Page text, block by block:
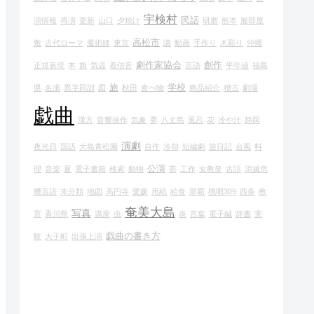
演情報 再演 更新 山口 夕焼け 宇検村 民話 研磨 熊本 服部屋
敷 古代ローマ 魔術師 東京 高松市 講 動画 手作り 木彫り 沖縄
正規表現 本 旗 気温 着信音 劇作家協会 言語 創作 平年値 福島
県 名瀬 異字同訓 図 旅 秋田 食べ物 学校 商品紹介 稽古 劇場
戯曲 漢方 音響操作 気象 夢 八丈島 風呂 花 冷や汁 静岡
夜光貝 国語 大島青松園 演劇 自作 冷却 短編劇 旅日記 台風 料
理 音楽 夏 電子書籍 検索 動物 公演 茶 工作 女教皇 古語 消滅危
機言語 未分類 地図 高円寺 愛媛 用紙 給食 那覇 桃唄309 西条 教
育 香川県 写真 講座 虫 奄美大島 炎 言葉 電子鍼 辞書 実
験 大子町 出張上演 戯曲の書き方